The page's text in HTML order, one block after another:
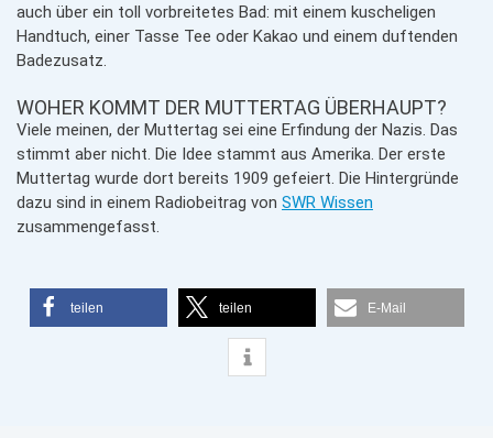
auch über ein toll vorbreitetes Bad: mit einem kuscheligen
Handtuch, einer Tasse Tee oder Kakao und einem duftenden
Badezusatz.
WOHER KOMMT DER MUTTERTAG ÜBERHAUPT?
Viele meinen, der Muttertag sei eine Erfindung der Nazis. Das
stimmt aber nicht. Die Idee stammt aus Amerika. Der erste
Muttertag wurde dort bereits 1909 gefeiert. Die Hintergründe
dazu sind in einem Radiobeitrag von SWR Wissen
zusammengefasst.
teilen teilen E-Mail